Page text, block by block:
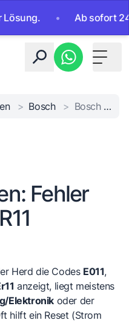
• Ab sofort 24/7
Toggle
> Bosch > Bosch Fehler E011/ER11
Fehler
Herd die Codes E011,
anzeigt, liegt meistens
Elektronik oder der
hilft ein Reset (Strom